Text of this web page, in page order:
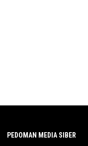
PEDOMAN MEDIA SIBER